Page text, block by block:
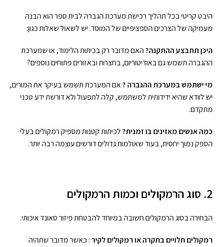
היבט קריטי בכל תהליך רכישת מערכת הגברה לבית ספר הוא הבנה
מעמיקה של הצרכים הספציפיים של המוסד. יש לשאול שאלות כגון:
היכן תתבצע ההתקנה?האם מדובר רק בכיתות הלימוד, או שמערכת
ההגברה תשמש גם באודיטוריום, בחצרות ובאזורים פתוחים נוספים?
מי ישתמש במערכת ההגברה ?אם המערכת תשמש בעיקר את המורים,
יש לוודא שהיא ידידותית למשתמש, קלה לתפעול ולא דורשת ידע טכני
מתקדם.
כמה אנשים מאזינים בו זמנית?לכיתות קטנות מספיק רמקולים בעלי
הספק נמוך יחסית, בעוד שאולמות גדולים דורשים עוצמה רבה יותר.
2. סוג הרמקולים וכמות הרמקולים
הבחירה בסוג הרמקולים חשובה במיוחד להבטחת פיזור סאונד איכותי.
רמקולים תלויים בתקרה או רמקולים לקיר: כאשר מדובר שתהיה